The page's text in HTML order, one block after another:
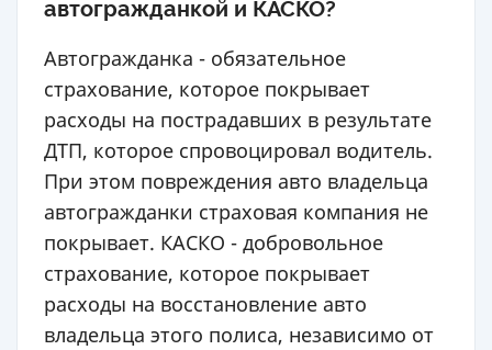
автогражданкой и КАСКО?
Автогражданка - обязательное
страхование, которое покрывает
расходы на пострадавших в результате
ДТП, которое спровоцировал водитель.
При этом повреждения авто владельца
автогражданки страховая компания не
покрывает. КАСКО - добровольное
страхование, которое покрывает
расходы на восстановление авто
владельца этого полиса, независимо от